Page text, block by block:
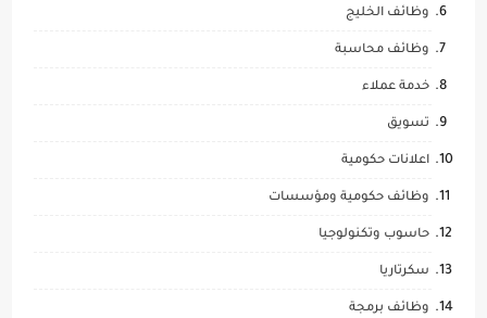
وظائف الخليج
وظائف محاسبة
خدمة عملاء
تسويق
اعلانات حكومية
وظائف حكومية ومؤسسات
حاسوب وتكنولوجيا
سكرتاريا
وظائف برمجة